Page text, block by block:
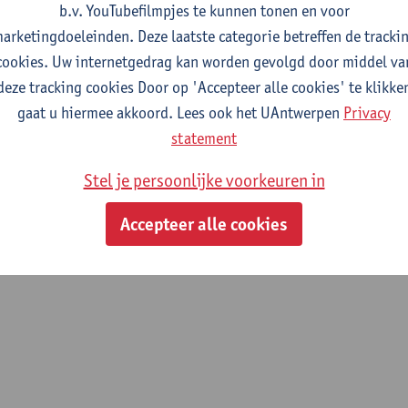
Moleculair -Morfologie-Microscopie
Interne mandaten
sociaal mandaat
Evacuatiehelper CDE (effectief titularis)
b.v. YouTubefilmpjes te kunnen tonen en voor
Deze laatste categorie betreffen de
Uw internetgedrag kan worden gevolgd door middel
tracking cookies Door op 'Accepteer alle cookies' te
gaat u hiermee akkoord. Lees ook het UAntwerpen Privacy
statement
Stel je persoonlijke voorkeuren in
Accepteer alle cookies